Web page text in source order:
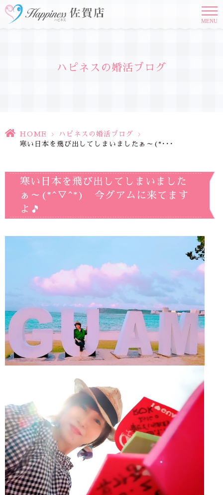
MENU
ハピネスの婚活ブログ
HOME > ハピネスの婚活ブログ
>
寒い日本を飛び出してしまいましたぁ～(*･･･
寒い日本を飛び出してしまいました
ぁ～(*^▽^*) 今グアムに来てます
よ🎵